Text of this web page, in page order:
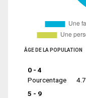
ÂGE DE LA POPULATION
0 - 4
Pourcentage
4.7
5 - 9